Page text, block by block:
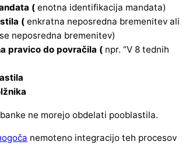
( enotna identifikacija mandata)
( enkratna neposredna bremenitev ali
neposredna bremenitev)
pravico do povračila ( npr. “V 8 tednih
ne morejo obdelati pooblastila.
nemoteno integracijo teh procesov